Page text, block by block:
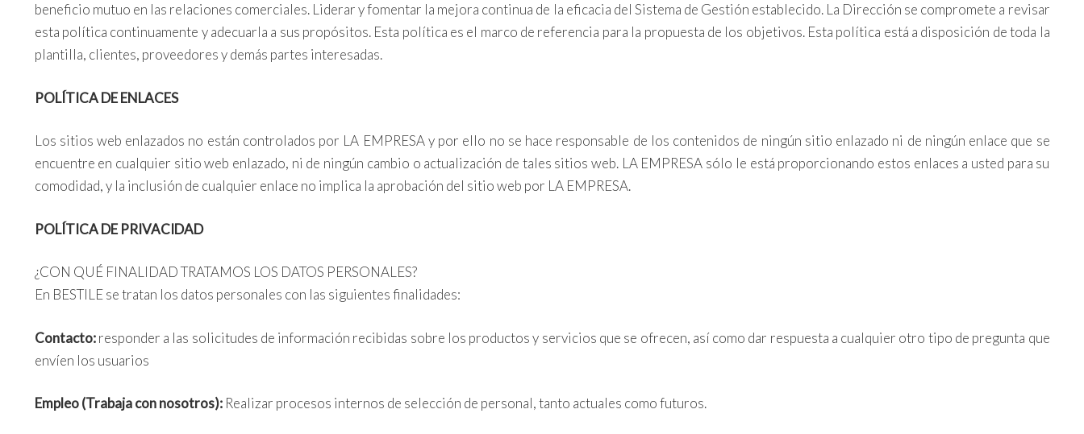
beneficio mutuo en las relaciones comerciales. Liderar y fomentar la mejora continua de la eficacia del Sistema de Gestión establecido. La Dirección se compromete a revisar
esta política continuamente y adecuarla a sus propósitos. Esta política es el marco de referencia para la propuesta de los objetivos. Esta política está a disposición de toda la
plantilla, clientes, proveedores y demás partes interesadas.
POLÍTICA DE ENLACES
Los sitios web enlazados no están controlados por LA EMPRESA y por ello no se hace responsable de los contenidos de ningún sitio enlazado ni de ningún enlace que se
encuentre en cualquier sitio web enlazado, ni de ningún cambio o actualización de tales sitios web. LA EMPRESA sólo le está proporcionando estos enlaces a usted para su
comodidad, y la inclusión de cualquier enlace no implica la aprobación del sitio web por LA EMPRESA.
POLÍTICA DE PRIVACIDAD
¿CON QUÉ FINALIDAD TRATAMOS LOS DATOS PERSONALES?
En BESTILE se tratan los datos personales con las siguientes finalidades:
Contacto:responder a las solicitudes de información recibidas sobre los productos y servicios que se ofrecen, así como dar respuesta a cualquier otro tipo de pregunta que
envíen los usuarios
Empleo (Trabaja con nosotros):Realizar procesos internos de selección de personal, tanto actuales como futuros.